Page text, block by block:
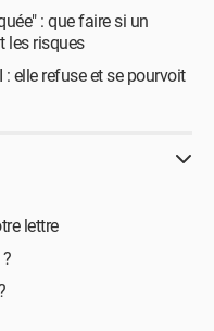
: que faire si un
les risques
elle refuse et se pourvoit
lettre